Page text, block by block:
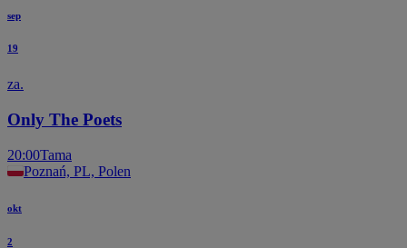
sep
19
za.
Only The Poets
20:00Tama
Poznań, PL, Polen
okt
2